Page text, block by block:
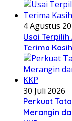
4 Agustus
Usai
Terima
30 Juli 2026
Perkuat
Merangin